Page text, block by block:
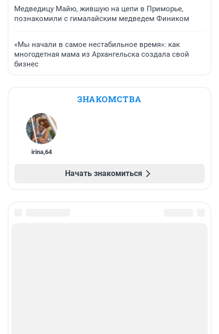
Медведицу Майю, жившую на цепи в Приморье,
познакомили с гималайским медведем Фиником
«Мы начали в самое нестабильное время»: как
многодетная мама из Архангельска создала свой
бизнес
ЗНАКОМСТВА
irina,64
Начать знакомиться